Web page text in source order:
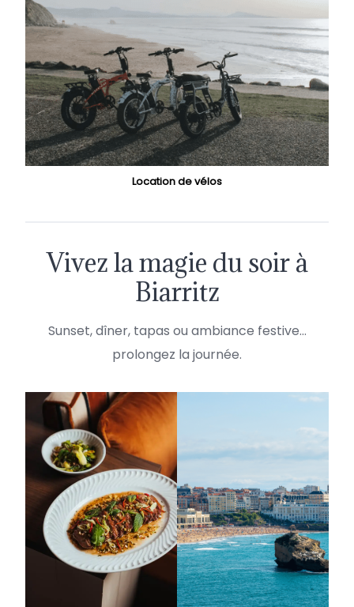
Location de vélos
Vivez la magie du soir à
Biarritz
Sunset, dîner, tapas ou ambiance festive…
prolongez la journée.